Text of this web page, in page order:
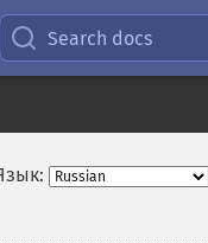
Search docs